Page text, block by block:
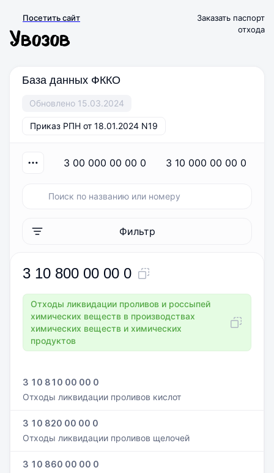
Посетить сайт
Заказать паспорт
отхода
База данных ФККО
Обновлено 15.03.2024
Приказ РПН от 18.01.2024 N19
3 00 000 00 00 0 3 10 000 00 00 0
Фильтр
3 10 800 00 00 0
Отходы ликвидации проливов и россыпей
химических веществ в производствах
химических веществ и химических
продуктов
3 10 810 00 00 0
Отходы ликвидации проливов кислот
3 10 820 00 00 0
Отходы ликвидации проливов щелочей
3 10 860 00 00 0